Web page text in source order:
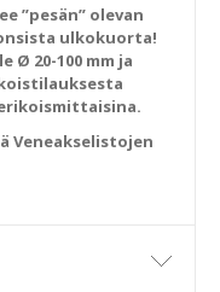
”pesän” olevan
ulkokuorta!
Ø 20-100 mm ja
Veneakselistojen